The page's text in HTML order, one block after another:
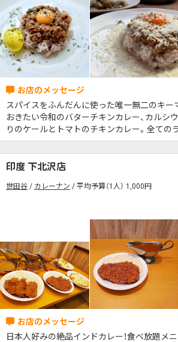
年中無休 5名以上の団体歓迎
デリバリー対応 禁煙席のみ
カウンター席あり テーブル席あり
テラス席ペット可 子連れ・赤ち
カレー専門店 辛さが選べるお店
キッズメニューあり ポイント貯
カード決済可 電子マネー決済可
#本日のカレー見た！で特典あり
検索する
無料駐車場あり 1人でも入りや
モーニングあり ランチあり
年中無休 5名以上の団体歓迎
デリバリー対応 禁煙席のみ
カウンター席あり
テラス席ペット可 子連れ・赤ち
カレー専門店 辛さが選べるお店
キッズメニューあり ポイント貯
検索する
スパイスをふんだんに使った唯一無二のキー
おきたい令和のバターチキンカレー、カルシ
りのケールとトマトのチキンカレー。全ての
付きます！様々なシーン(女子会、講習会、イ
時間貸切を承っております。
印度 下北沢店
世田谷 カレーナン 平均予算（1人） 1,000円
日本人好みの絶品インドカレー！食べ放題メ